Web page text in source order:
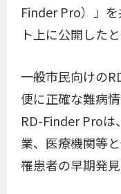
Finder Pro）」
ト上に公開した
一般市民向けの
便に正確な難病
RD-Finder Proは
業、医療機関等
罹患者の早期発見